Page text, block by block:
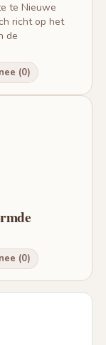
te Nieuwe
richt op het
de
(0)
(0)